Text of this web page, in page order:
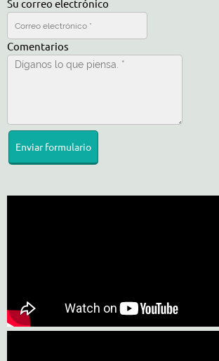
Su correo electrónico
Comentarios
Enviar formulario